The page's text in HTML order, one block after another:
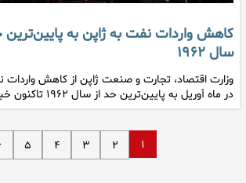
کاهش واردات نفت به ژاپن به پایین‌ترین
سال ۱۹۶۲
وزارت اقتصاد، تجارت و صنعت ژاپن از کاهش
در ماه آوریل به پایین‌ترین حد از سال ۱۹۶۲ تاکنون خبر دا…
۱ ۲ ۳ ۴ ۵